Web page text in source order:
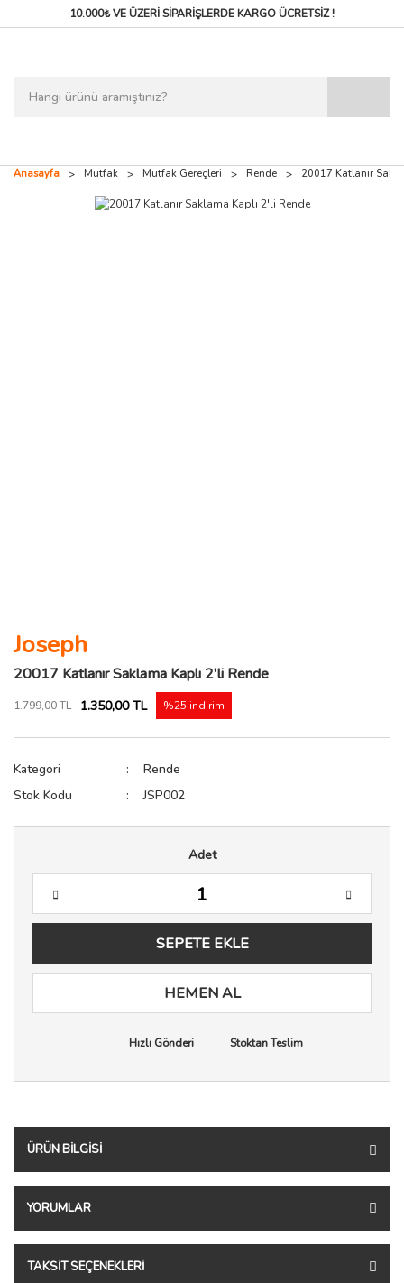
10.000₺ VE ÜZERİ SİPARİŞLERDEKARGO ÜCRETSİZ !
Anasayfa Mutfak Mutfak Gereçleri Rende 20017 Katlanır
Joseph
20017 Katlanır Saklama Kaplı 2'li Rende
1.799,00 TL 1.350,00 TL %25 indirim
Kategori
Rende
Stok Kodu
JSP002
Adet
SEPETE EKLE
HEMEN AL
Hızlı Gönderi Stoktan Teslim
ÜRÜN BILGISI
YORUMLAR
TAKSIT SEÇENEKLERI